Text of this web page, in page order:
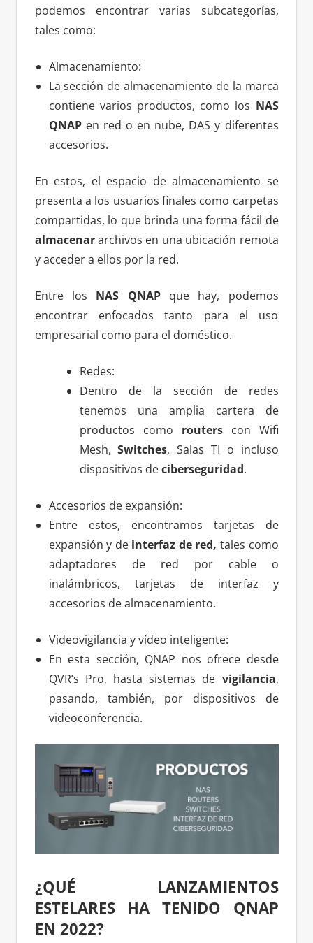
podemos encontrar varias subcategorías,
tales como:
Almacenamiento:
La sección de almacenamiento de la marca
contiene varios productos, como los NAS
QNAP en red o en nube, DAS y diferentes
accesorios.
En estos, el espacio de almacenamiento se
presenta a los usuarios finales como carpetas
compartidas, lo que brinda una forma fácil de
almacenararchivos en una ubicación remota
y acceder a ellos por la red.
Entre los NAS QNAPque hay, podemos
encontrar enfocados tanto para el uso
empresarial como para el doméstico.
Redes:
Dentro de la sección de redes
tenemos una amplia cartera de
productos como routerscon Wifi
Mesh,Switches, Salas TI o incluso
dispositivos deciberseguridad.
Accesorios de expansión:
Entre estos, encontramos tarjetas de
expansión y de interfaz de red, tales como
adaptadores de red por cable o
inalámbricos, tarjetas de interfaz y
accesorios de almacenamiento.
Videovigilancia y vídeo inteligente:
En esta sección, QNAP nos ofrece desde
QVR’s Pro, hasta sistemas de vigilancia,
pasando, también, por dispositivos de
videoconferencia.
¿QUÉ LANZAMIENTOS
ESTELARES HA TENIDO QNAP
EN 2022?